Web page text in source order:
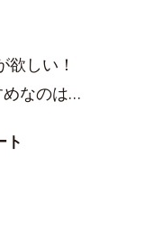
しい！
めなのは…
ト